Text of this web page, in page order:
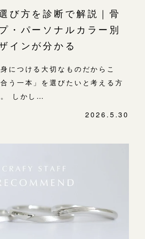
び方を診断で解説｜骨
・パーソナルカラー別
インが分かる
につける大切なものだからこ
う一本」を選びたいと考える方
しかし…
2026.5.30